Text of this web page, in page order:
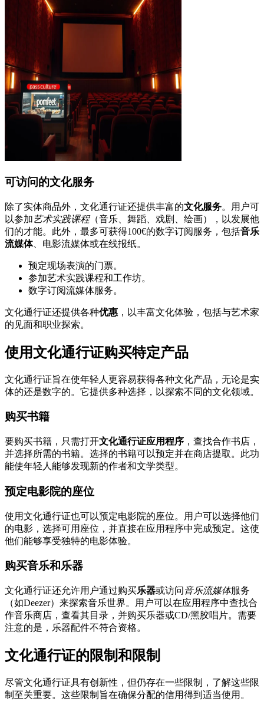
可访问的文化服务
除了实体商品外，文化通行证还提供丰富的文化服务。用户可
以参加艺术实践课程（音乐、舞蹈、戏剧、绘画），以发展他
们的才能。此外，最多可获得100€的数字订阅服务，包括音乐
流媒体、电影流媒体或在线报纸。
预定现场表演的门票。
参加艺术实践课程和工作坊。
数字订阅流媒体服务。
文化通行证还提供各种优惠 ，以丰富文化体验，包括与艺术家
的见面和职业探索。
使用文化通行证购买特定产品
文化通行证旨在使年轻人更容易获得各种文化产品，无论是实
体的还是数字的。它提供多种选择，以探索不同的文化领域。
购买书籍
要购买书籍，只需打开文化通行证应用程序 ，查找合作书店，
并选择所需的书籍。选择的书籍可以预定并在商店提取。此功
能使年轻人能够发现新的作者和文学类型。
预定电影院的座位
使用文化通行证也可以预定电影院的座位。用户可以选择他们
的电影，选择可用座位，并直接在应用程序中完成预定。这使
他们能够享受独特的电影体验。
购买音乐和乐器
文化通行证还允许用户通过购买乐器或访问 音乐流媒体服务
（如Deezer）来探索音乐世界。用户可以在应用程序中查找合
作音乐商店，查看其目录，并购买乐器或CD/黑胶唱片。需要
注意的是，乐器配件不符合资格。
文化通行证的限制和限制
尽管文化通行证具有创新性，但仍存在一些限制，了解这些限
制至关重要。这些限制旨在确保分配的信用得到适当使用。